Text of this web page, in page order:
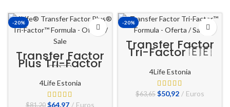
-20%
Transfer Factor
Plus Tri-Factor
🇪🇪
4Life Estonia
$81,20 El
$64,97El Euros
-20%
Transfer Factor
Tri-Factor 🇪🇪
4Life Estonia
$63,65 El
$50,92El Euros